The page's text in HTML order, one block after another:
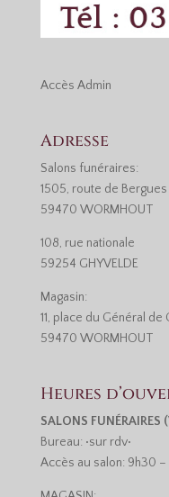
Accès Admin
Adresse
Salons funéraires:
1505, route de Bergues
59470 WORMHOUT
108, rue nationale
59254 GHYVELDE
Magasin:
11, place du Général de
59470 WORMHOUT
Heures
SALONS
Bureau: •sur rdv•
Accès au salon: 9h30 –